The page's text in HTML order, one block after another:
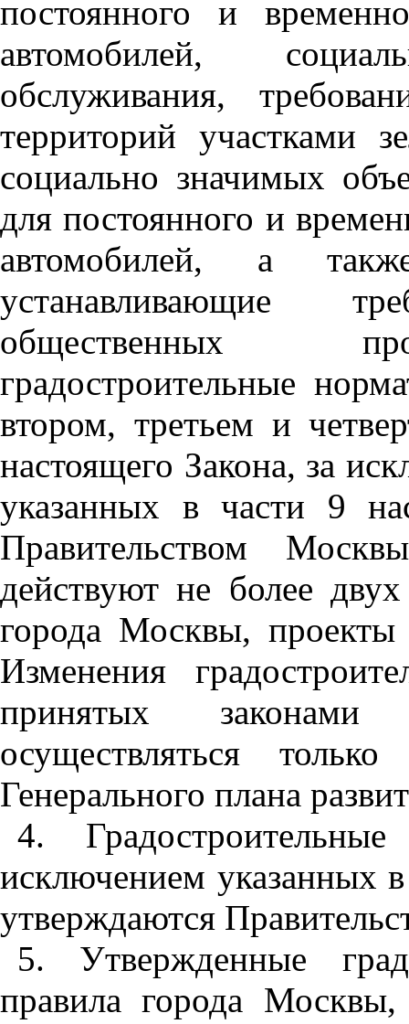
постоянного и
автомобилей,
обслуживания,
территорий участками
социально значимых
для постоянного и
автомобилей, а
устанавливающие
общественных
градостроительные
втором, третьем и
настоящего Закона, за
указанных в части 9
Правительством
действуют не более
города Москвы,
Изменения
принятых
осуществляться
Генерального плана
4.
исключением указанных
утверждаются
5. Утвержденные
правила города Москвы,